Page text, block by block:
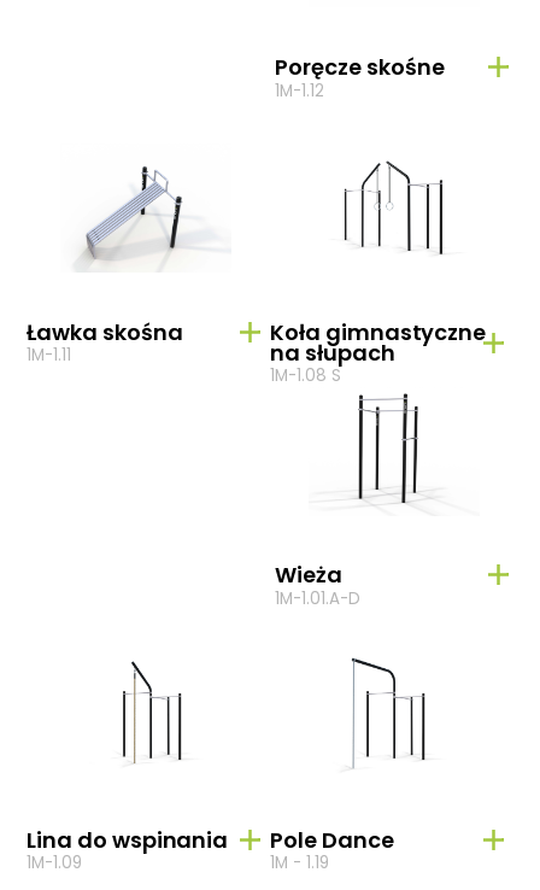
Poręcze skośne
1M-1.12
Ławka skośna
1M-1.11
Koła gimnastyczne
na słupach
1M-1.08 S
Wieża
1M-1.01.A-D
Lina do wspinania
1M-1.09
Pole Dance
1M - 1.19